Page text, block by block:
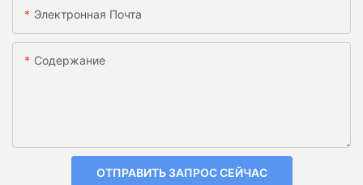
Электронная Почта
Содержание
ОТПРАВИТЬ ЗАПРОС СЕЙЧАС